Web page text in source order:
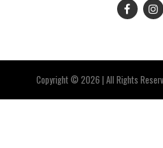
Copyright © 2026 | All Rights